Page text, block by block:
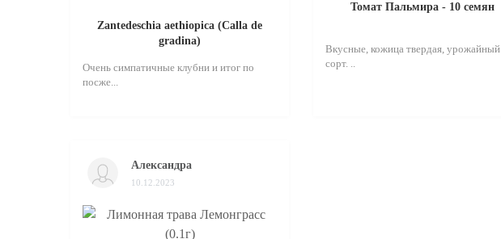
Zantedeschia aethiopica (Calla de
gradina)
Очень симпатичные клубни и итог по
посже...
Томат Пальмира - 10 семян
Вкусные, кожица твердая, урожайный
сорт. ..
Александра
10.12.2023